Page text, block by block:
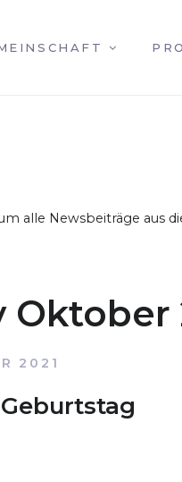
alle Newsbeiträge aus
2021
Geburtstag